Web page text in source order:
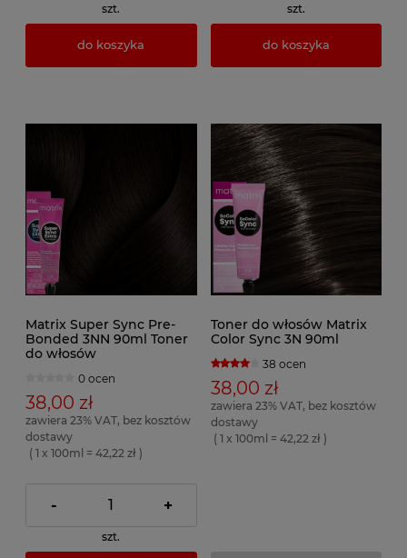
szt.
do koszyka
szt.
do koszyka
Matrix Super Sync Pre-
Bonded 3NN 90ml Toner
do włosów
0 ocen
38,00 zł
zawiera 23% VAT, bez kosztów
dostawy
( 1 x 100ml = 42,22 zł )
- +
szt.
Toner do włosów Matrix
Color Sync 3N 90ml
38 ocen
38,00 zł
zawiera 23% VAT, bez kosztów
dostawy
( 1 x 100ml = 42,22 zł )